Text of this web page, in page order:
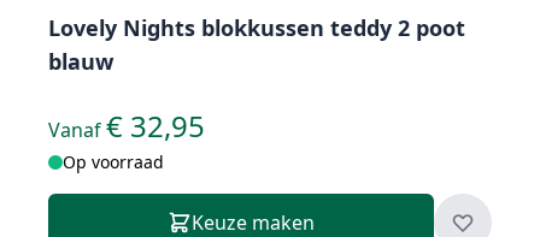
Lovely Nights blokkussen teddy 2 poot
blauw
Vanaf€ 32,95
Op voorraad
Keuze maken